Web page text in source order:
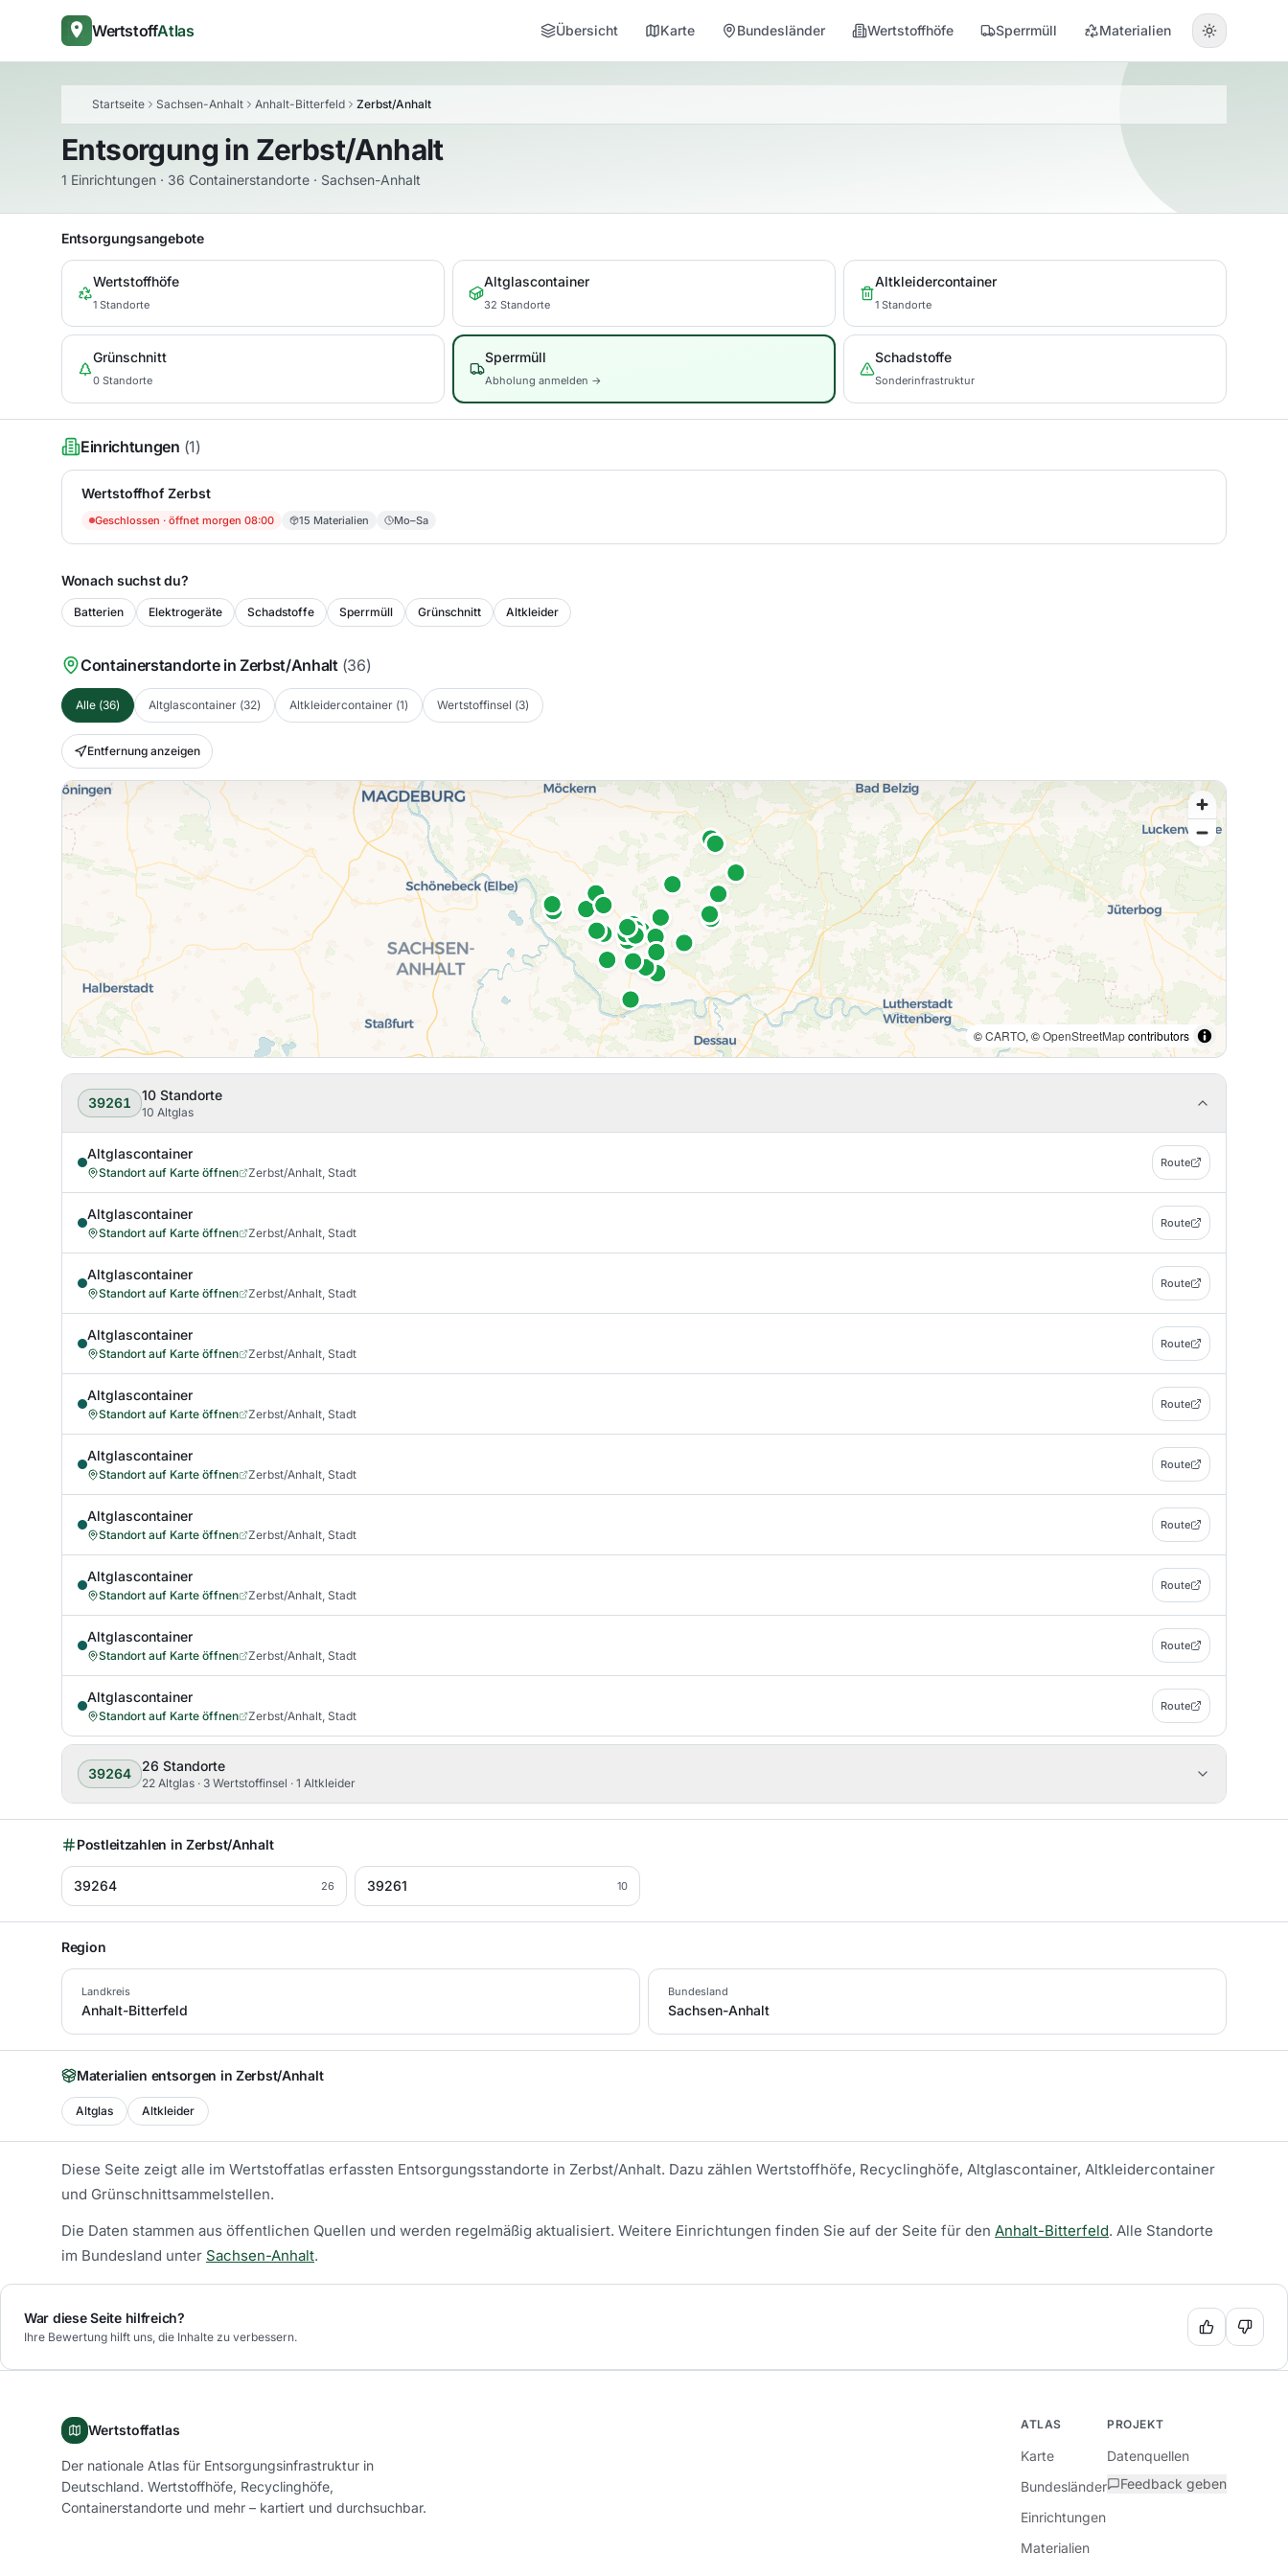
WertstoffAtlas Übersicht Karte Bundesländer Wertstoffhöfe Sperrmüll Materialien
Startseite Sachsen-Anhalt Anhalt-Bitterfeld Zerbst/Anhalt
Entsorgung in Zerbst/Anhalt
1 Einrichtungen · 36 Containerstandorte · Sachsen-Anhalt
Entsorgungsangebote
Wertstoffhöfe
1 Standorte
Altglascontainer
32 Standorte
Altkleidercontainer
1 Standorte
Grünschnitt
0 Standorte
Sperrmüll
Abholung anmelden →
Schadstoffe
Sonderinfrastruktur
Einrichtungen (1)
Wertstoffhof Zerbst
Geschlossen · öffnet morgen 08:00 15 Materialien Mo–Sa
Wonach suchst du?
Batterien Elektrogeräte Schadstoffe Sperrmüll Grünschnitt Altkleider
Containerstandorte in Zerbst/Anhalt (36)
Alle (36) Altglascontainer (32) Altkleidercontainer (1) Wertstoffinsel (3)
Entfernung anzeigen
©CARTO, ©OpenStreetMapcontributors
39261 10 Standorte
10 Altglas
Altglascontainer
Standort auf Karte öffnen Zerbst/Anhalt, Stadt
Route
Altglascontainer
Standort auf Karte öffnen Zerbst/Anhalt, Stadt
Route
Altglascontainer
Standort auf Karte öffnen Zerbst/Anhalt, Stadt
Route
Altglascontainer
Standort auf Karte öffnen Zerbst/Anhalt, Stadt
Route
Altglascontainer
Standort auf Karte öffnen Zerbst/Anhalt, Stadt
Route
Altglascontainer
Standort auf Karte öffnen Zerbst/Anhalt, Stadt
Route
Altglascontainer
Standort auf Karte öffnen Zerbst/Anhalt, Stadt
Route
Altglascontainer
Standort auf Karte öffnen Zerbst/Anhalt, Stadt
Route
Altglascontainer
Standort auf Karte öffnen Zerbst/Anhalt, Stadt
Route
Altglascontainer
Standort auf Karte öffnen Zerbst/Anhalt, Stadt
Route
39264 26 Standorte
22 Altglas · 3 Wertstoffinsel · 1 Altkleider
Postleitzahlen in Zerbst/Anhalt
39264 26 39261 10
Region
Landkreis
Anhalt-Bitterfeld
Bundesland
Sachsen-Anhalt
Materialien entsorgen inZerbst/Anhalt
Altglas Altkleider
Diese Seite zeigt alle im Wertstoffatlas erfassten Entsorgungsstandorte in Zerbst/Anhalt. Dazu zählen Wertstoffhöfe, Recyclinghöfe, Altglascontainer, Altkleidercontainer
und Grünschnittsammelstellen.
Die Daten stammen aus öffentlichen Quellen und werden regelmäßig aktualisiert. Weitere Einrichtungen finden Sie auf der Seite für den Anhalt-Bitterfeld. Alle Standorte
im Bundesland unter Sachsen-Anhalt.
War diese Seite hilfreich?
Ihre Bewertung hilft uns, die Inhalte zu verbessern.
Wertstoffatlas
Der nationale Atlas für Entsorgungsinfrastruktur in
Deutschland. Wertstoffhöfe, Recyclinghöfe,
Containerstandorte und mehr – kartiert und durchsuchbar.
ATLAS
Karte
Bundesländer
Einrichtungen
Materialien
PROJEKT
Datenquellen
Feedback geben